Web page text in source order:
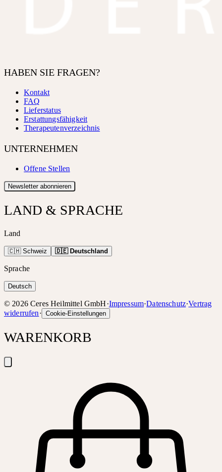
HABEN SIE FRAGEN?
Kontakt
FAQ
Lieferstatus
Erstattungsfähigkeit
Therapeutenverzeichnis
UNTERNEHMEN
Offene Stellen
Newsletter abonnieren
LAND & SPRACHE
Land
🇨🇭 Schweiz 🇩🇪 Deutschland
Sprache
Deutsch
© 2026 Ceres Heilmittel GmbH·Impressum·Datenschutz·Vertrag
widerrufen· Cookie-Einstellungen
WARENKORB